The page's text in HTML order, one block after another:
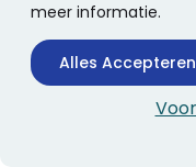
meer informatie.
Alles Accepteren